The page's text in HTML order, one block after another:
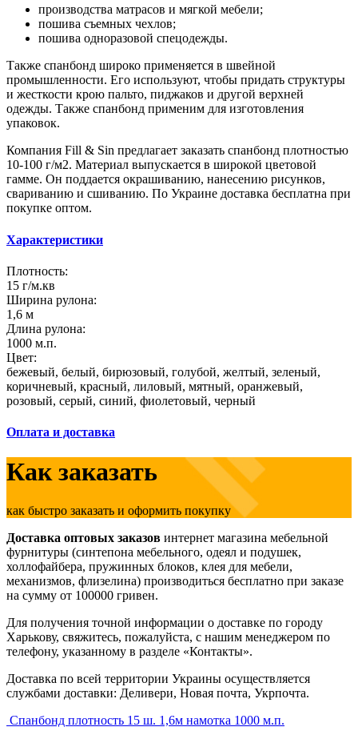
производства матрасов и мягкой мебели;
пошива съемных чехлов;
пошива одноразовой спецодежды.
Также спанбонд широко применяется в швейной
промышленности. Его используют, чтобы придать структуры
и жесткости крою пальто, пиджаков и другой верхней
одежды. Также спанбонд применим для изготовления
упаковок.
Компания Fill & Sin предлагает заказать спанбонд плотностью
10-100 г/м2. Материал выпускается в широкой цветовой
гамме. Он поддается окрашиванию, нанесению рисунков,
свариванию и сшиванию. По Украине доставка бесплатна при
покупке оптом.
Характеристики
Плотность:
15 г/м.кв
Ширина рулона:
1,6 м
Длина рулона:
1000 м.п.
Цвет:
бежевый, белый, бирюзовый, голубой, желтый, зеленый,
коричневый, красный, лиловый, мятный, оранжевый,
розовый, серый, синий, фиолетовый, черный
Оплата и доставка
Как заказать
как быстро заказать и оформить покупку
Доставка оптовых заказов интернет магазина мебельной
фурнитуры (синтепона мебельного, одеял и подушек,
холлофайбера, пружинных блоков, клея для мебели,
механизмов, флизелина) производиться бесплатно при заказе
на сумму от 100000 гривен.
Для получения точной информации о доставке по городу
Харькову, свяжитесь, пожалуйста, с нашим менеджером по
телефону, указанному в разделе «Контакты».
Доставка по всей территории Украины осуществляется
службами доставки: Деливери, Новая почта, Укрпочта.
Спанбонд плотность 15 ш. 1,6м намотка 1000 м.п.